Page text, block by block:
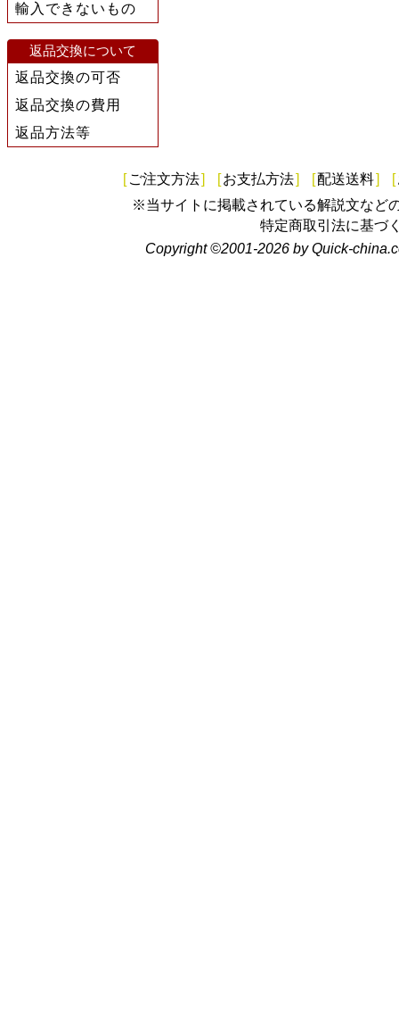
輸入できないもの
返品交換について
返品交換の可否
返品交換の費用
返品方法等
[ ご注文方法] [お支払方法] [配送送料] [
※当サイトに掲載されている解説文など
特定商取引法に基づ
Copyright ©2001-2026 by Quick-